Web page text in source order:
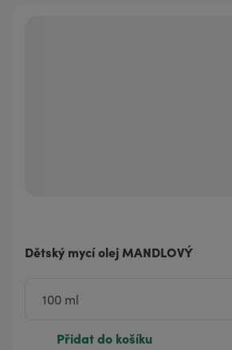
Dětský mycí olej MANDLOVÝ
Přidat do košíku